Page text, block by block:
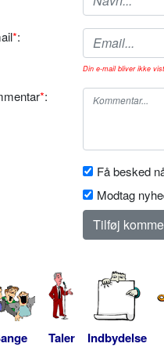
*:
Din e-mail bliver ikke
*:
Få besked
Modtag
Taler Indbydelse